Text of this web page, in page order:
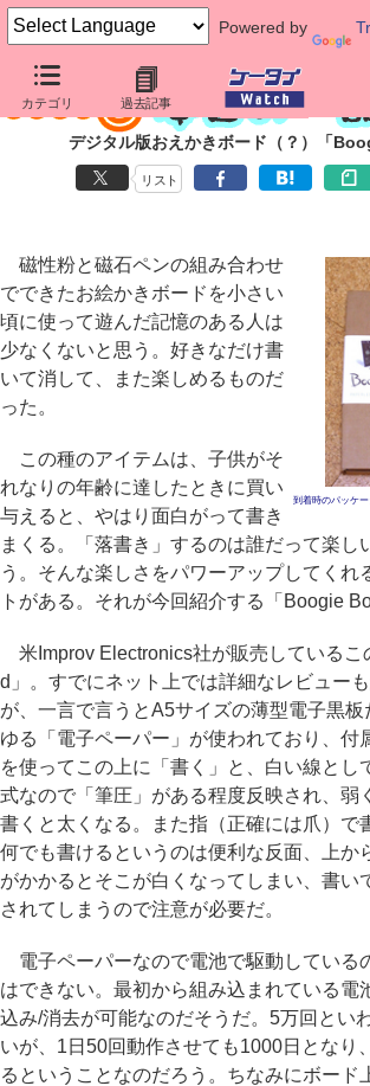
Powered by
カテゴリ 過去記事
デジタル版おえかきボード（？）「
リスト
到着時のパッケ
磁性粉と磁石ペンの組み合わせ
でできたお絵かきボードを小さい
頃に使って遊んだ記憶のある人は
少なくないと思う。好きなだけ書
いて消して、また楽しめるものだ
った。
この種のアイテムは、子供がそ
れなりの年齢に達したときに買い
与えると、やはり面白がって書き
まくる。「落書き」するのは誰だって楽し
う。そんな楽しさをパワーアップしてくれ
トがある。それが今回紹介する「Boogie
米Improv Electronics社が販売しているこ
d」。すでにネット上では詳細なレビュー
が、一言で言うとA5サイズの薄型電子黒
ゆる「電子ペーパー」が使われており、付
を使ってこの上に「書く」と、白い線とし
式なので「筆圧」がある程度反映され、弱
書くと太くなる。また指（正確には爪）で
何でも書けるというのは便利な反面、上か
がかかるとそこが白くなってしまい、書い
されてしまうので注意が必要だ。
電子ペーパーなので電池で駆動している
はできない。最初から組み込まれている電
込み/消去が可能なのだそうだ。5万回とい
いが、1日50回動作させても1000日となり
るということなのだろう。ちなみにボード